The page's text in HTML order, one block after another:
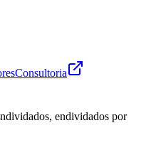
Consultoria
endividados por